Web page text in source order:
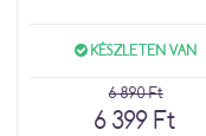
KÉSZLETEN VAN
6 890 Ft
6 399 Ft